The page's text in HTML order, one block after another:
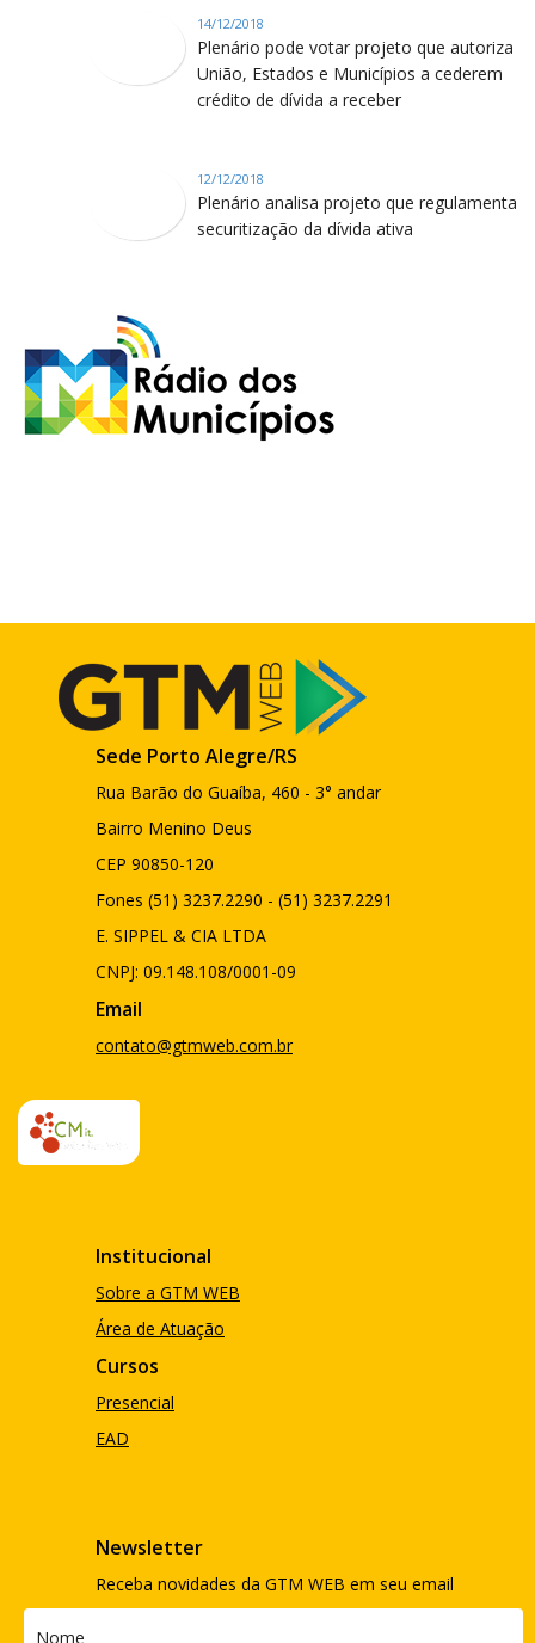
14/12/2018
Plenário pode votar projeto que autoriza
União, Estados e Municípios a cederem
crédito de dívida a receber
12/12/2018
Plenário analisa projeto que regulamenta
securitização da dívida ativa
Sede Porto Alegre/RS
Rua Barão do Guaíba, 460 - 3° andar
Bairro Menino Deus
CEP 90850-120
Fones (51) 3237.2290 - (51) 3237.2291
E. SIPPEL & CIA LTDA
CNPJ: 09.148.108/0001-09
Email
contato@gtmweb.com.br
Institucional
Sobre a GTM WEB
Área de Atuação
Cursos
Presencial
EAD
Newsletter
Receba novidades da GTM WEB em seu email